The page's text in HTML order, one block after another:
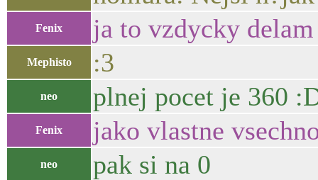
Fenix ja to vzdycky
Mephisto :3
neo plnej pocet je 360
Fenix jako vlastne
neo pak si na 0